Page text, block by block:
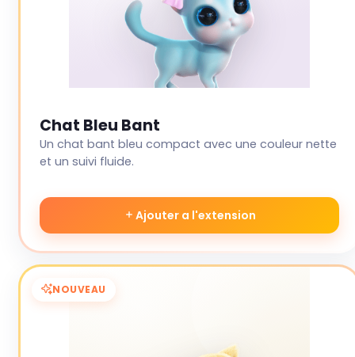
Chat Bleu Bant
Un chat bant bleu compact avec une couleur nette
et un suivi fluide.
Ajouter a l'extension
NOUVEAU